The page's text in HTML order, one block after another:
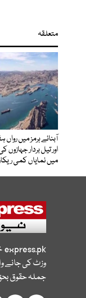
متعلقہ
آبنائے ہرمز میں رواں
اور تیل بردار جہازوں
میں نمایاں کمی
express.pk
وزٹ کی جانے
جملہ حقوق